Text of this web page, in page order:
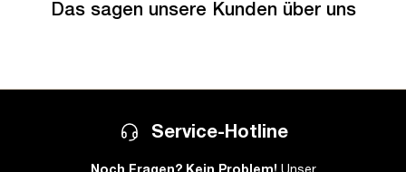
Das sagen unsere Kunden über uns
Service-Hotline